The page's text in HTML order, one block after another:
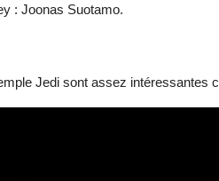
: Joonas Suotamo.
Jedi sont assez